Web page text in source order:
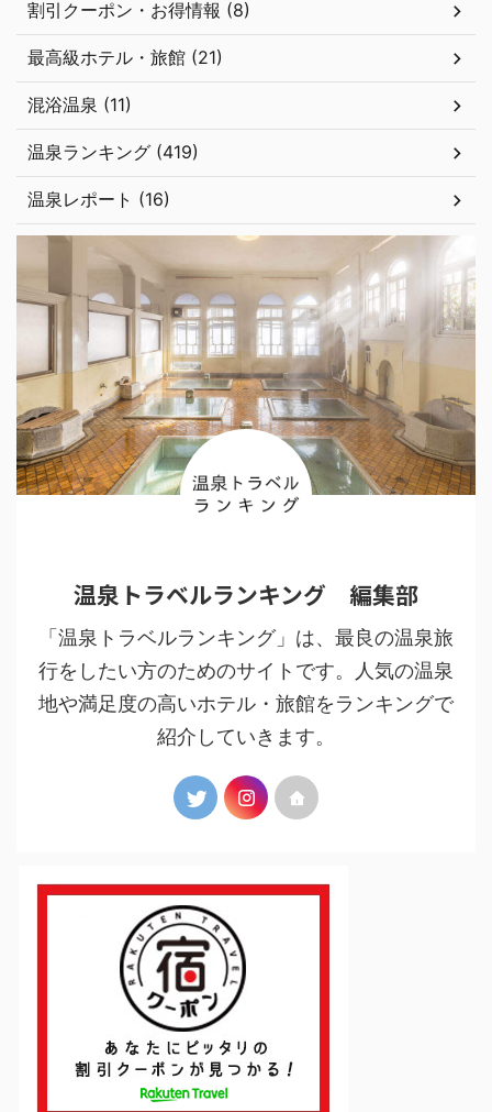
割引クーポン・お得情報 (8)
最高級ホテル・旅館 (21)
混浴温泉 (11)
温泉ランキング (419)
温泉レポート (16)
温泉トラベルランキング 編集部
「温泉トラベルランキング」は、最良の温泉旅
行をしたい方のためのサイトです。人気の温泉
地や満足度の高いホテル・旅館をランキングで
紹介していきます。